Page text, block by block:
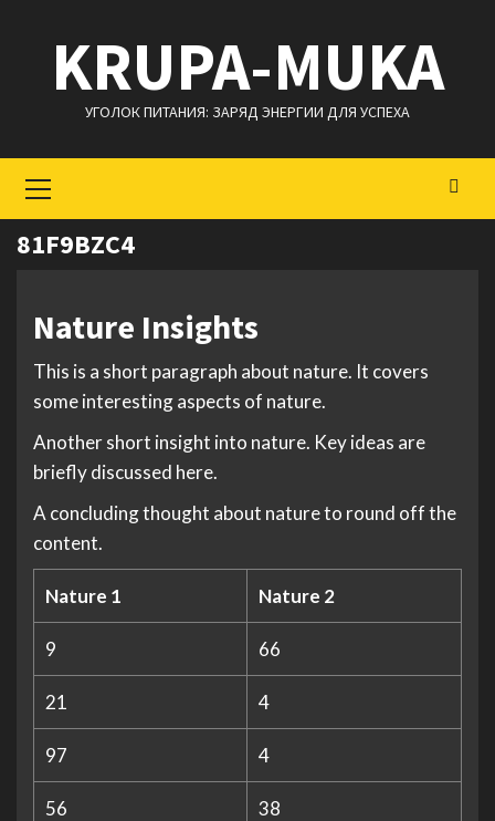
содержимому
KRUPA-MUKA
УГОЛОК ПИТАНИЯ: ЗАРЯД ЭНЕРГИИ ДЛЯ УСПЕХА
меню
81F9BZC4
Nature Insights
This is a short paragraph about nature. It covers
some interesting aspects of nature.
Another short insight into nature. Key ideas are
briefly discussed here.
A concluding thought about nature to round off the
content.
Nature 1 Nature 2
9 66
21 4
97 4
56 38